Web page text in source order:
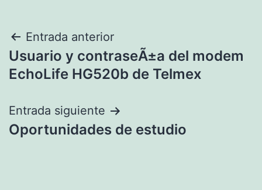
Navegación
de
Entrada anterior
Usuario y contraseÃ±a del modem
EchoLife HG520b de Telmex
Entrada siguiente
Oportunidades de estudio